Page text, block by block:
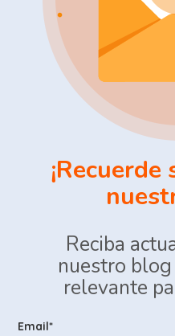
Reciba
nuestro
relevante
Email*